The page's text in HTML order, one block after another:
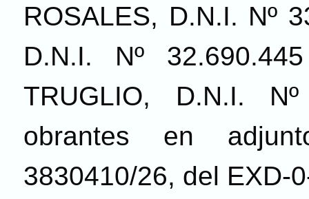
ROSALES, D.N.I. Nº
D.N.I. Nº
TRUGLIO, D.N.I.
obrantes en
3830410/26, del EXD-